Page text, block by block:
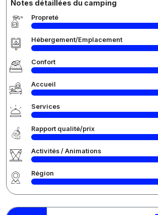
Notes détaillées du camping
Propreté
Hébergement/Emplacement
Confort
Accueil
Services
Rapport qualité/prix
Activités / Animations
Région